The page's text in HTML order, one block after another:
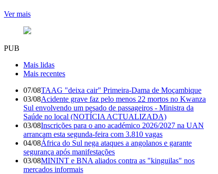
Ver mais
PUB
Mais lidas
Mais recentes
07/08TAAG "deixa cair" Primeira-Dama de Moçambique
03/08Acidente grave faz pelo menos 22 mortos no Kwanza
Sul envolvendo um pesado de passageiros - Ministra da
Saúde no local (NOTÍCIA ACTUALIZADA)
03/08Inscrições para o ano académico 2026/2027 na UAN
arrancam esta segunda-feira com 3.810 vagas
04/08África do Sul nega ataques a angolanos e garante
segurança após manifestações
03/08MININT e BNA aliados contra as "kinguilas" nos
mercados informais